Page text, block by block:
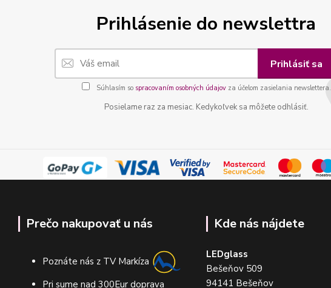
Prihlásenie do newslettra
Prihlásiť sa
Súhlasím so spracovaním osobných údajovza účelom zasielania newslettera.
Posielame raz za mesiac. Kedykoľvek sa môžete odhlásiť.
Prečo nakupovať u nás
Poznáte nás z TV Markíza
Pri sume nad 300Eur doprava
Kde nás nájdete
LEDglass
Bešeňov 509
94141 Bešeňov